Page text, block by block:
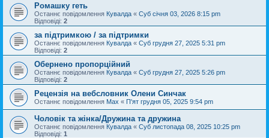
Ромашку геть
Останнє повідомлення Кувалда « Суб січня 03, 2026 8:15 pm
Відповіді: 2
за підтримкою / за підтримки
Останнє повідомлення Кувалда « Суб грудня 27, 2025 5:31 pm
Відповіді: 2
Обернено пропорційний
Останнє повідомлення Кувалда « Суб грудня 27, 2025 5:26 pm
Відповіді: 2
Рецензія на вебсловник Олени Синчак
Останнє повідомлення Max « П'ят грудня 05, 2025 9:54 pm
Чоловік та жінка/Дружина та дружина
Останнє повідомлення Кувалда « Суб листопада 08, 2025 10:25 pm
Відповіді: 1